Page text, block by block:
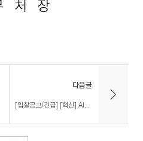
처 장
다음글
[입찰공고/긴급] [혁신] AI를 활용한 중도탈락 예측시스템 개발 용역